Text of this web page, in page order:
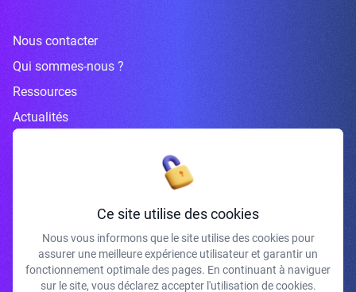
Nous contacter
Qui sommes-nous ?
Ressources
Actualités
Inscrivez-vous à la newsletter
J'accepte de recevoir vos e-mails et confirme avoir pris connaissance de
votre politique de confidentialité et mentions légales.
Ce site utilise des cookies
Nous vous informons que le site utilise des cookies pour
assurer une meilleure expérience utilisateur et garantir un
fonctionnement optimale des pages. En continuant à naviguer
sur le site, vous déclarez accepter l'utilisation de cookies.